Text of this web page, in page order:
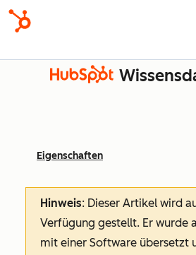
Eigenschaften
Hinweis: Dieser Artikel wird
Verfügung gestellt. Er wurde
mit einer Software übersetzt